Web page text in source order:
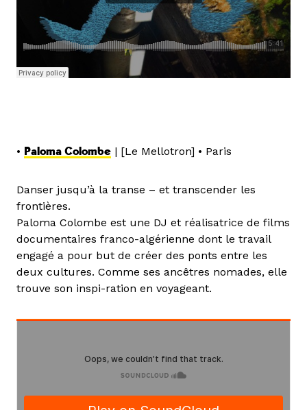
• Paloma Colombe | [Le Mellotron] • Paris
Danser jusqu’à la transe – et transcender les
frontières.
Paloma Colombe est une DJ et réalisatrice de films
documentaires franco-algérienne dont le travail
engagé a pour but de créer des ponts entre les
deux cultures. Comme ses ancêtres nomades, elle
trouve son inspi-ration en voyageant.